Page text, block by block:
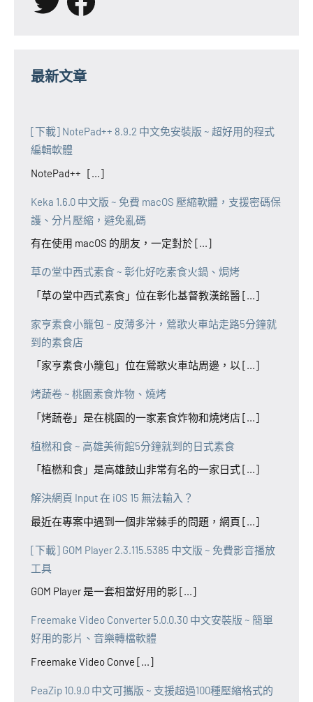
最新文章
[下載] NotePad++ 8.9.2 中文免安裝版 ~ 超好用的程式
編輯軟體
NotePad++ [...]
Keka 1.6.0 中文版 ~ 免費 macOS 壓縮軟體，支援密碼保
護、分片壓縮，避免亂碼
有在使用 macOS 的朋友，一定對於 [...]
草の堂中西式素食 ~ 彰化好吃素食火鍋、焗烤
「草の堂中西式素食」位在彰化基督教漢銘醫 [...]
家亨素食小籠包 ~ 皮薄多汁，鶯歌火車站走路5分鐘就
到的素食店
「家亨素食小籠包」位在鶯歌火車站周邊，以 [...]
烤蔬卷 ~ 桃園素食炸物、燒烤
「烤蔬卷」是在桃園的一家素食炸物和燒烤店 [...]
植橪和食 ~ 高雄美術館5分鐘就到的日式素食
「植橪和食」是高雄鼓山非常有名的一家日式 [...]
解決網頁 Input 在 iOS 15 無法輸入？
最近在專案中遇到一個非常棘手的問題，網頁 [...]
[下載] GOM Player 2.3.115.5385 中文版 ~ 免費影音播放
工具
GOM Player 是一套相當好用的影 [...]
Freemake Video Converter 5.0.0.30 中文安裝版 ~ 簡單
好用的影片、音樂轉檔軟體
Freemake Video Conve [...]
PeaZip 10.9.0 中文可攜版 ~ 支援超過100種壓縮格式的